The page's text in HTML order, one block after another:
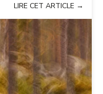
LIRE CET ARTICLE →